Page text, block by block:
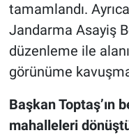
tamamlandı.
Jandarma Asayiş
düzenleme ile
görünüme
Başkan Toptaş’ın
mahalleleri